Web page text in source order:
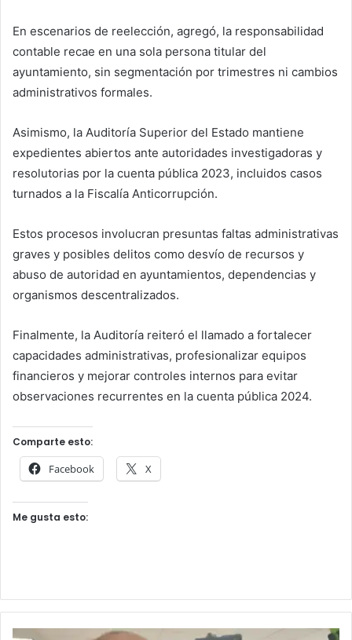
En escenarios de reelección, agregó, la responsabilidad
contable recae en una sola persona titular del
ayuntamiento, sin segmentación por trimestres ni cambios
administrativos formales.
Asimismo, la Auditoría Superior del Estado mantiene
expedientes abiertos ante autoridades investigadoras y
resolutorias por la cuenta pública 2023, incluidos casos
turnados a la Fiscalía Anticorrupción.
Estos procesos involucran presuntas faltas administrativas
graves y posibles delitos como desvío de recursos y
abuso de autoridad en ayuntamientos, dependencias y
organismos descentralizados.
Finalmente, la Auditoría reiteró el llamado a fortalecer
capacidades administrativas, profesionalizar equipos
financieros y mejorar controles internos para evitar
observaciones recurrentes en la cuenta pública 2024.
Comparte esto:
Facebook X
Me gusta esto: